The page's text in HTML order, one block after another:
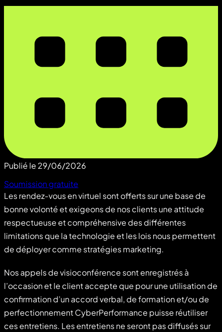
Publié le 29/06/2026
Soumission gratuite
Les rendez-vous en virtuel sont offerts sur une base de
bonne volonté et exigeons de nos clients une attitude
respectueuse et compréhensive des différentes
limitations que la technologie et les lois nous permettent
de déployer comme stratégies marketing.
Nos appels de visioconférence sont enregistrés à
l’occasion et le client accepte que pour une utilisation de
confirmation d’un accord verbal, de formation et/ou de
perfectionnement CyberPerformance puisse réutiliser
ces entretiens. Les entretiens ne seront pas diffusés sur